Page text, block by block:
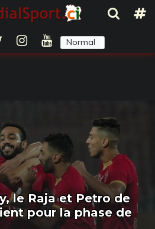
Normal
le Raja et Petro de
pour la phase de